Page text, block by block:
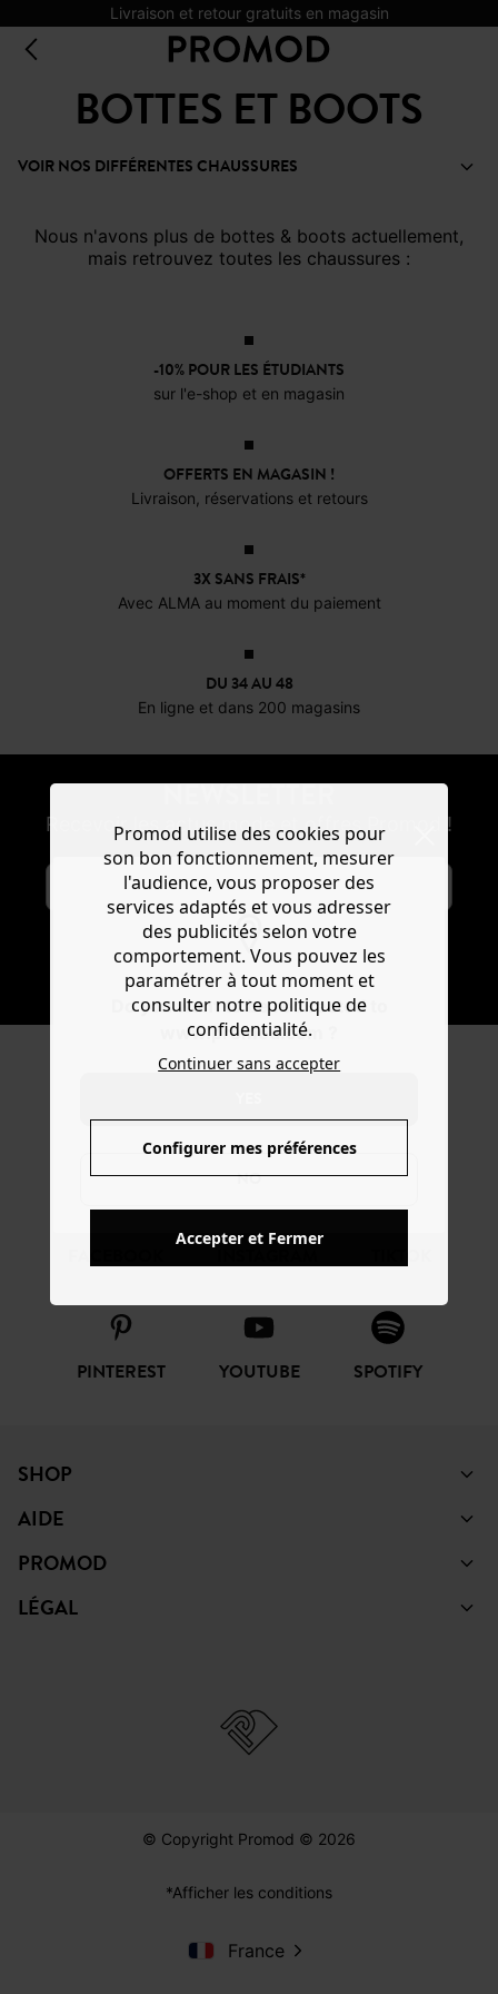
Livraison et retour gratuits en magasin
Do you want to be redirected to
www.promod.com ?
NO
BOTTES ET BOOTS
VOIR NOS DIFFÉRENTES CHAUSSURES
Nous n'avons plus de bottes & boots actuellement,
mais retrouvez toutes les chaussures :
-10% POUR LES ÉTUDIANTS
sur l'e-shop et en magasin
OFFERTS EN MAGASIN !
Livraison, réservations et retours
3X SANS FRAIS*
Avec ALMA au moment du paiement
DU 34 AU 48
En ligne et dans 200 magasins
NEWSLETTER
Recevoir les actus mode et offres Promod !
S'ABONNER
COMMUNAUTÉ
PINTEREST YOUTUBE SPOTIFY
SHOP
AIDE
PROMOD
LÉGAL
© Copyright Promod © 2026
*Afficher les conditions
France
Promod utilise des cookies pour
son bon fonctionnement, mesurer
l'audience, vous proposer des
services adaptés et vous adresser
des publicités selon votre
comportement. Vous pouvez les
paramétrer à tout moment et
consulter notre politique de
confidentialité.
Continuer sans accepter
Configurer mes préférences
Accepter et Fermer